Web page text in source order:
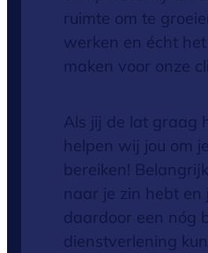
ruimte om te
werken en écht
maken voor onze
Als jij de lat graag
helpen wij jou om
bereiken!
naar je zin hebt en
daardoor een nóg
dienstverlening